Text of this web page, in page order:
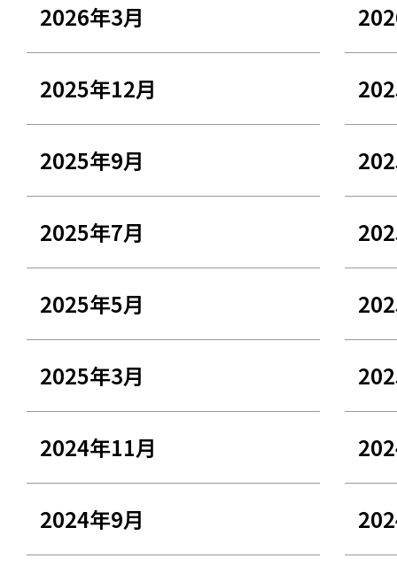
2026年3月
2025年12月
2025年9月
2025年7月
2025年5月
2025年3月
2024年11月
2024年9月